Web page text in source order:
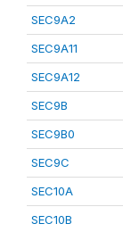
SEC9A2
SEC9A11
SEC9A12
SEC9B
SEC9B0
SEC9C
SEC10A
SEC10B